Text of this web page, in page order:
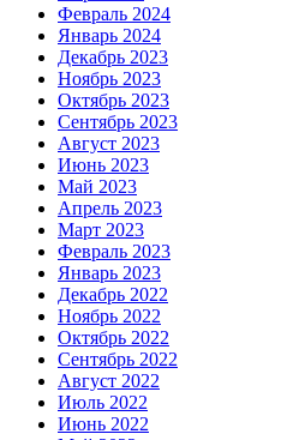
Февраль 2024
Январь 2024
Декабрь 2023
Ноябрь 2023
Октябрь 2023
Сентябрь 2023
Август 2023
Июнь 2023
Май 2023
Апрель 2023
Март 2023
Февраль 2023
Январь 2023
Декабрь 2022
Ноябрь 2022
Октябрь 2022
Сентябрь 2022
Август 2022
Июль 2022
Июнь 2022